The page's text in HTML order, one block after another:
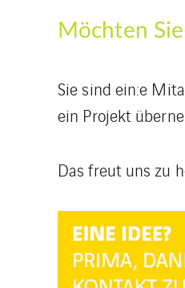
Möchten
Sie sind ein:e
ein Projekt
Das freut uns zu